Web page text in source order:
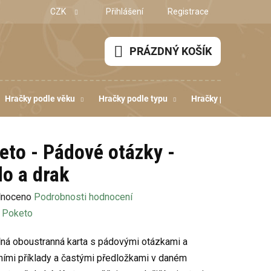
CZK Přihlášení Registrace
NÁKUPNÍ
KOŠÍK
PRÁZDNÝ KOŠÍK
Hračky podle věku Hračky podle typu Hračky podle
- Pádové otázky -
a drak
Podrobnosti hodnocení
Poketo
oboustranná karta s pádovými otázkami a
příklady a častými předložkami v daném